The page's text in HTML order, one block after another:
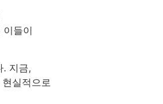
이들이
. 지금,
실적으로